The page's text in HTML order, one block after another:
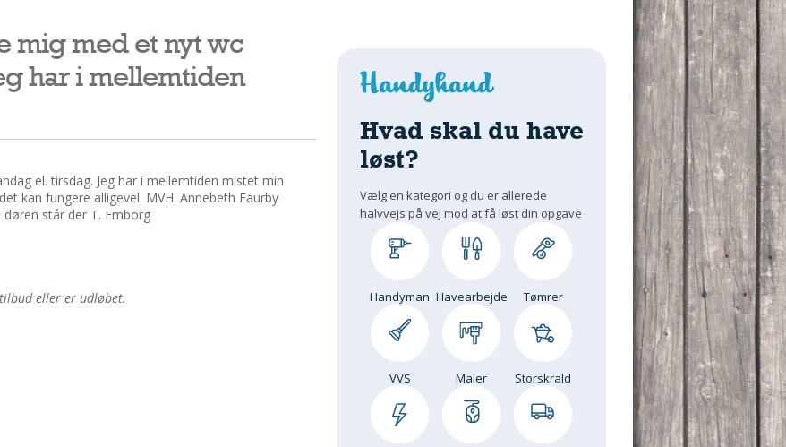
mig med et nyt wc
har i mellemtiden
el. tirsdag. Jeg har i mellemtiden mistet min
kan fungere alligevel. MVH. Annebeth Faurby
står der T. Emborg
eller er udløbet.
Hvad skal du have
løst?
Vælg en kategori og du er allerede
halvvejs på vej mod at få løst din opgave
Handyman Havearbejde Tømrer
VVS Maler Storskrald